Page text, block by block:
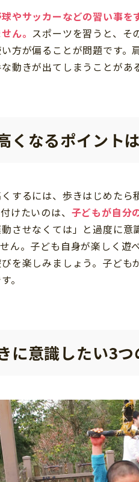
やサッカーなどの習い事
ん。 スポーツを習うと、そ
方が偏ることが問題です
動きが出てしまうことがあ
くなるポイント
するには、歩きはじめた
けたいのは、 子どもが自分
させなくては」と過度に
ん。子ども自身が楽しく
を楽しみましょう。子ど
。
に意識したい3つ